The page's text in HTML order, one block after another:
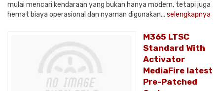
mulai mencari kendaraan yang bukan hanya modern, tetapi juga
hemat biaya operasional dan nyaman digunakan... selengkapnya
M365 LTSC
Standard With
Activator
MediaFire latest
Pre-Patched